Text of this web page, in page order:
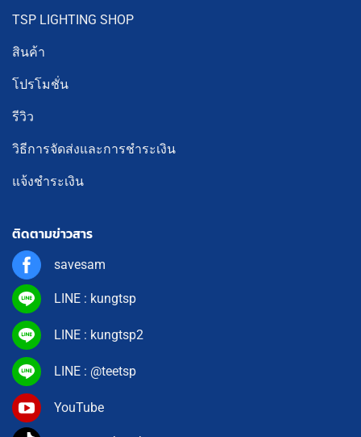
TSP LIGHTING SHOP
สินค้า
โปรโมชั่น
รีวิว
วิธีการจัดส่งและการชำระเงิน
แจ้งชำระเงิน
ติดตามข่าวสาร
savesam
LINE : kungtsp
LINE : kungtsp2
LINE : @teetsp
YouTube